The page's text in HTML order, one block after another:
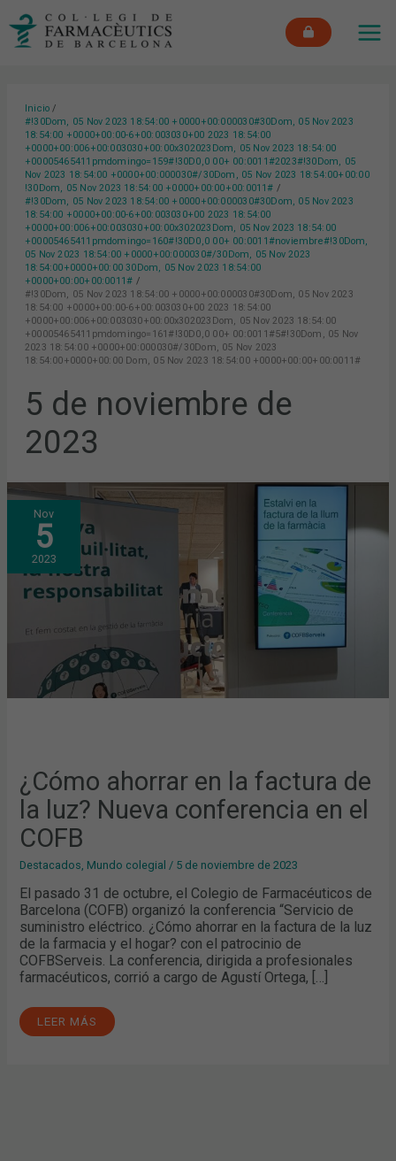
Inicio
#!30Dom, 05 Nov 2023 18:54:00 +0000+00:000030#30Dom, 05 Nov 2023
18:54:00 +0000+00:00-6+00:003030+00 2023 18:54:00
+0000+00:006+00:003030+00:00x302023Dom, 05 Nov 2023 18:54:00
+00005465411pmdomingo=159#!30D0,0 00+ 00:0011#2023#!30Dom, 05
Nov 2023 18:54:00 +0000+00:000030#/30Dom, 05 Nov 2023 18:54:00+00:00
!30Dom, 05 Nov 2023 18:54:00 +0000+00:00+00:0011#
#!30Dom, 05 Nov 2023 18:54:00 +0000+00:000030#30Dom, 05 Nov 2023
18:54:00 +0000+00:00-6+00:003030+00 2023 18:54:00
+0000+00:006+00:003030+00:00x302023Dom, 05 Nov 2023 18:54:00
+00005465411pmdomingo=160#!30D0,0 00+ 00:0011#noviembre#!30Dom,
05 Nov 2023 18:54:00 +0000+00:000030#/30Dom, 05 Nov 2023
18:54:00+0000+00:00 30Dom, 05 Nov 2023 18:54:00
+0000+00:00+00:0011#
#!30Dom, 05 Nov 2023 18:54:00 +0000+00:000030#30Dom, 05 Nov 2023
18:54:00 +0000+00:00-6+00:003030+00 2023 18:54:00
+0000+00:006+00:003030+00:00x302023Dom, 05 Nov 2023 18:54:00
+00005465411pmdomingo=161#!30D0,0 00+ 00:0011#5#!30Dom, 05 Nov
2023 18:54:00 +0000+00:000030#/30Dom, 05 Nov 2023
18:54:00+0000+00:00 Dom, 05 Nov 2023 18:54:00 +0000+00:00+00:0011#
5 de noviembre de
2023
Nov
5
2023
¿Cómo ahorrar en la factura de
la luz? Nueva conferencia en el
COFB
Destacados, Mundo colegial / 5 de noviembre de 2023
El pasado 31 de octubre, el Colegio de Farmacéuticos de
Barcelona (COFB) organizó la conferencia “Servicio de
suministro eléctrico. ¿Cómo ahorrar en la factura de la luz
de la farmacia y el hogar? con el patrocinio de
COFBServeis. La conferencia, dirigida a profesionales
farmacéuticos, corrió a cargo de Agustí Ortega, […]
¿CÓMO
AHORRAR
EN
LA
FACTURA
DE
LA
LUZ?
NUEVA
EL
LEER MÁS